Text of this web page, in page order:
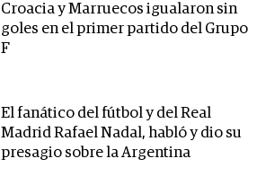
Croacia y Marruecos igualaron sin
goles en el primer partido del Grupo
F
El fanático del fútbol y del Real
Madrid Rafael Nadal, habló y dio su
presagio sobre la Argentina